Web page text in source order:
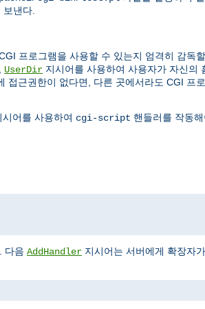
보낸다.
프로그램을 사용할 수 있는지 엄격히 감독
UserDir 지시어를 사용하여 사용자가 자신의
접근권한이 없다면, 다른 곳에서라도 CGI 프
시어를 사용하여 cgi-script 핸들러를 작동
다음 AddHandler 지시어는 서버에게 확장자가